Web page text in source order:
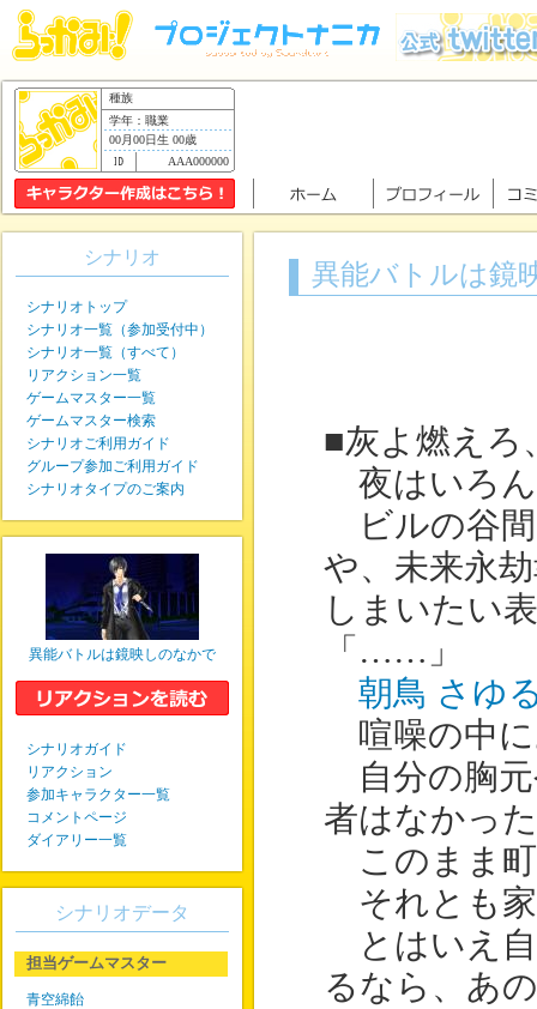
種族
学年：職業
00月00日生 00歳
AAA000000
異能バトルは鏡
■灰よ燃えろ
夜はいろん
ビルの谷間
や、未来永
しまいたい
「……」
朝鳥 さゆ
喧噪の中に
自分の胸元
者はなかっ
このまま
それとも
とはいえ自
るなら、あ
シナリオ
シナリオトップ
シナリオ一覧（参加受付中）
シナリオ一覧（すべて）
リアクション一覧
ゲームマスター一覧
ゲームマスター検索
シナリオご利用ガイド
グループ参加ご利用ガイド
シナリオタイプのご案内
異能バトルは鏡映しのなかで
シナリオガイド
リアクション
参加キャラクター一覧
コメントページ
ダイアリー一覧
シナリオデータ
担当ゲームマスター
青空綿飴